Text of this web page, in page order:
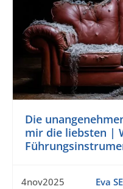
Die
mir die liebsten |
4nov2025 Eva